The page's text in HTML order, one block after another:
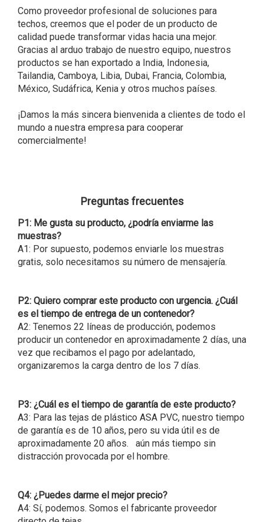
Como proveedor profesional de soluciones para
techos, creemos que el poder de un producto de
calidad puede transformar vidas hacia una mejor.
Gracias al arduo trabajo de nuestro equipo, nuestros
productos se han exportado a India, Indonesia,
Tailandia, Camboya, Libia, Dubai, Francia, Colombia,
México, Sudáfrica, Kenia y otros muchos países.
¡Damos la más sincera bienvenida a clientes de todo el
mundo a nuestra empresa para cooperar
comercialmente!
Preguntas frecuentes
P1: Me gusta su producto, ¿podría enviarme las
muestras?
A1: Por supuesto, podemos enviarle los muestras
gratis, solo necesitamos su número de mensajería.
P2: Quiero comprar este producto con urgencia. ¿Cuál
es el tiempo de entrega de un contenedor?
A2: Tenemos 22 líneas de producción, podemos
producir un contenedor en aproximadamente 2 días, una
vez que recibamos el pago por adelantado,
organizaremos la carga dentro de los 7 días.
P3: ¿Cuál es el tiempo de garantía de este producto?
A3: Para las tejas de plástico ASA PVC, nuestro tiempo
de garantía es de 10 años, pero su vida útil es de
aproximadamente 20 años. aún más tiempo sin
distracción provocada por el hombre.
Q4: ¿Puedes darme el mejor precio?
A4: Sí, podemos. Somos el fabricante proveedor